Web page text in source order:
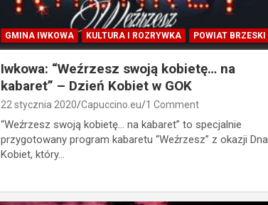
GMINA IWKOWA KULTURA I ROZRYWKA POWIAT BRZESKI
Iwkowa: “Weźrzesz swoją kobietę… na
kabaret” – Dzień Kobiet w GOK
22 stycznia 2020 Capuccino.eu 1 Comment
“Weźrzesz swoją kobietę… na kabaret” to specjalnie
przygotowany program kabaretu “Weźrzesz” z okazji Dna
Kobiet, który…